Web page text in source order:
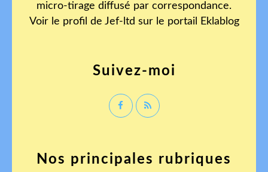
micro-tirage diffusé par correspondance.
Voir le profil de Jef-ltd sur le portail Eklablog
Suivez-moi
Nos principales rubriques